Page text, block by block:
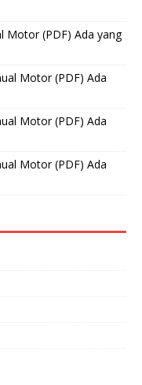
Motor (PDF) Ada yang
Motor (PDF) Ada
Motor (PDF) Ada
Motor (PDF) Ada